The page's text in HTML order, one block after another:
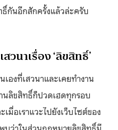
ธิ์กันอีกสักครั้งแล้วล่ะครับ
วนาเรื่อง ‘ลิขสิทธิ์’
องที่เสวนาและเคยทำงาน
นลิขสิทธิ์ก็ปวดเฮดทุกรอบ
มื่อเราแวะไปยังเว็บไซต์ของ
ว่าในส่วนกฎหมายลิขสิทธิ์มี